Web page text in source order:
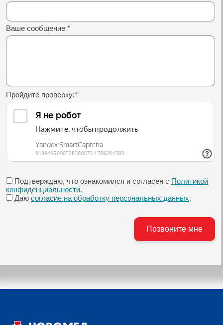
Ваше сообщение *
Пройдите проверку:*
Подтверждаю, что ознакомился и согласен с Политикой
конфиденциальности.
Даю согласие на обработку персональных данных.